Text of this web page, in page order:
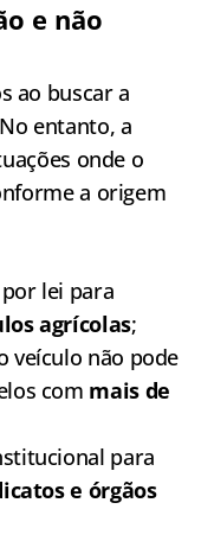
e não
ao buscar a
entanto, a
onde o
a origem
lei para
agrícolas;
veículo não pode
com mais de
para
e órgãos